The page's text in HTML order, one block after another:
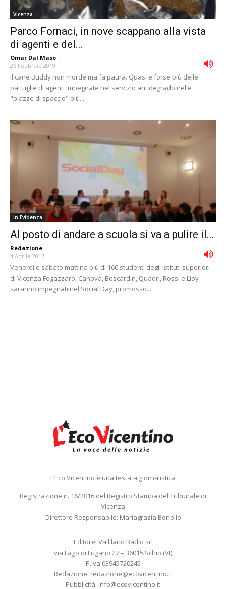
Vicenza
Parco Fornaci, in nove scappano alla vista
di agenti e del...
Omar Dal Maso -
26 Febbraio 2019
Il cane Buddy non morde ma fa paura. Quasi e forse più delle
pattuglie di agenti impegnate nel servizio antidegrado nelle
"piazze di spaccio" più...
In Evidenza
Al posto di andare a scuola si va a pulire il...
Redazione -
4 Aprile 2017
Venerdì e sabato mattina più di 160 studenti degli istituti superiori
di Vicenza Fogazzaro, Canova, Boscardin, Quadri, Rossi e Lioy
saranno impegnati nel Social Day, promosso...
L’Eco Vicentino è una testata giornalistica
Registrazione n. 16/2016 del Registro Stampa del Tribunale di
Vicenza
Direttore Responsabile: Mariagrazia Bonollo
Editore: Valliland Radio srl
via Lago di Lugano 27 – 36015 Schio (VI)
P.Iva 03945720245
Redazione: redazione@ecovicentino.it
Pubblicità: info@ecovicentino.it